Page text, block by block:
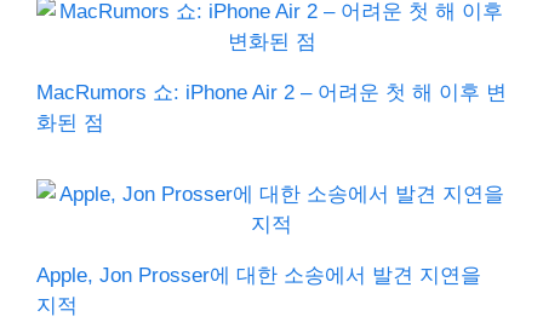
MacRumors 쇼: iPhone Air 2 – 어려운 첫 해 이후 변
화된 점
Apple, Jon Prosser에 대한 소송에서 발견 지연을
지적